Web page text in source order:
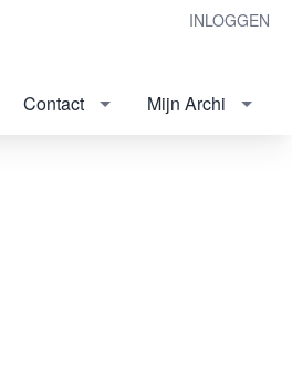
INLOGGEN
Contact Mijn Archi